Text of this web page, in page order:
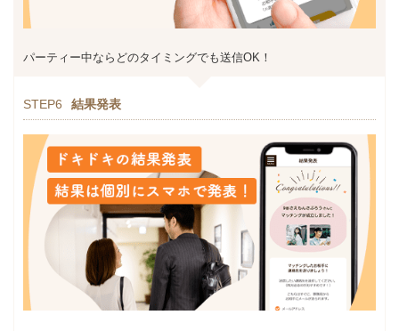
パーティー中ならどのタイミングでも送信OK！
STEP6 結果発表